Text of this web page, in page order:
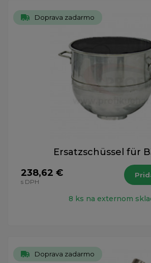
Doprava zadarmo
Ersatzschüssel für
238,62 €
s DPH
8 ks na externom
Doprava zadarmo